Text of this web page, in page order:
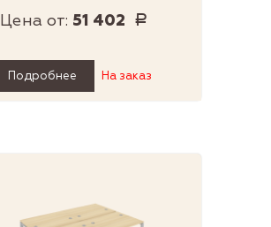
Цена от: 51 402 Р
Подробнее На заказ